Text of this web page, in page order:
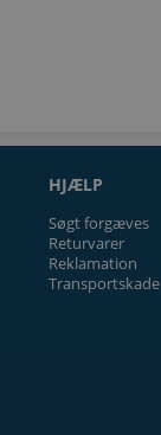
HJÆLP
Søgt forgæves
Returvarer
Reklamation
Transportskade